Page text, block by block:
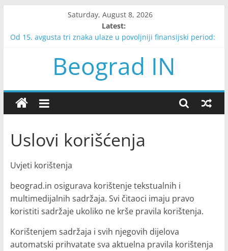
content
Saturday, August 8, 2026
Latest:
Od 15. avgusta tri znaka ulaze u povoljniji finansijski period:
zatvaraju obaveze
Odustala je od vjenčanja kada je shvatila da njen vjerenik ne
Nakon 18 godina rada dobila je otkaz, a onda je saznala šta
joj je njen pokojni poslodavac ostavio
Dobila je otkaz sa 24 godine, spakovala jedan kofer i otišla
dvoje dece
Snažno nevreme pogodilo Francusku: Najmanje dvoje
stradalih, desetine hiljada domaćinstava bez struje
Beograd IN
Uslovi korišćenja
Uvjeti korištenja
beograd.in osigurava korištenje tekstualnih i
multimedijalnih sadržaja. Svi čitaoci imaju pravo
koristiti sadržaje ukoliko ne krše pravila korištenja.
Korištenjem sadržaja i svih njegovih dijelova
automatski prihvatate sva aktuelna pravila korištenja